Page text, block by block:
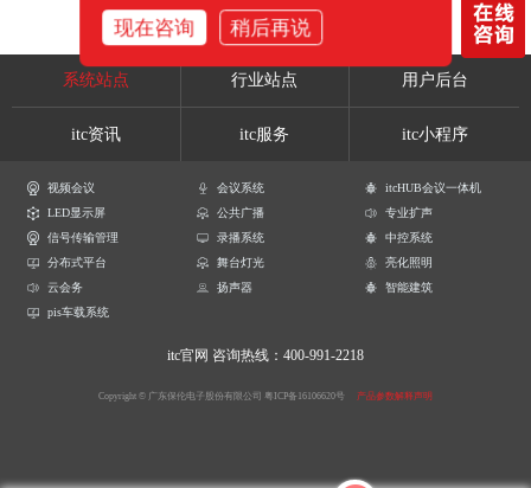
系统站点 行业站点 用户后台
itc资讯 itc服务 itc小程序
视频会议 会议系统
itcHUB会议一体机
LED显示屏
公共广播
专业扩声
信号传输管理
录播系统
中控系统
分布式平台
舞台灯光
亮化照明
云会务
扬声器
智能建筑
pis车载系统
itc官网 咨询热线：400-991-2218
Copyright © 广东保伦电子股份有限公司 粤ICP备16106620号 产品参数解释声明
现在咨询 稍后再说